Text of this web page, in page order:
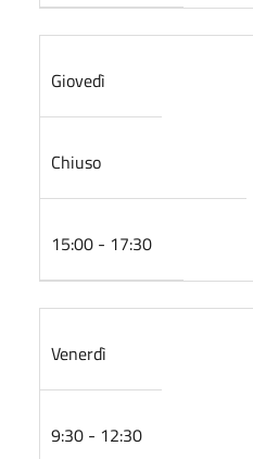
Giovedì
Chiuso
15:00 - 17:30
Venerdì
9:30 - 12:30